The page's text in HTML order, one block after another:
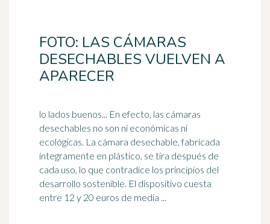
FOTO: LAS CÁMARAS
DESECHABLES VUELVEN A
APARECER
lo lados buenos... En efecto, las cámaras
desechables no son ni económicas ni
ecológicas. La cámara desechable, fabricada
íntegramente en plástico, se tira después de
cada uso, lo que contradice los principios del
desarrollo sostenible. El dispositivo cuesta
entre 12 y 20 euros de media ...